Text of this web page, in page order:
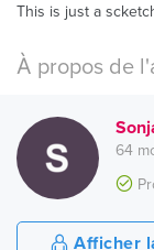
This is just a
À propos de
64
Afficher